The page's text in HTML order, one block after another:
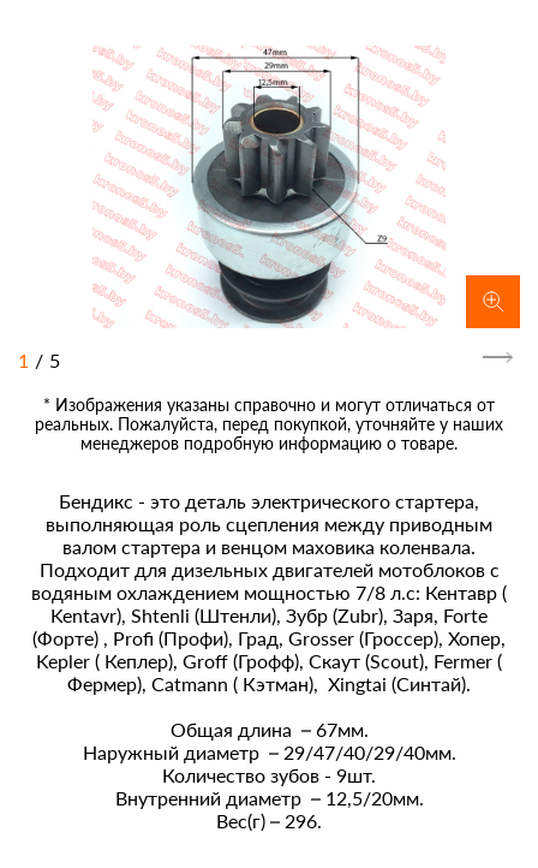
1 / 5
* Изображения указаны справочно и могут отличаться от
реальных. Пожалуйста, перед покупкой, уточняйте у наших
менеджеров подробную информацию о товаре.
Бендикс - это деталь электрического стартера,
выполняющая роль сцепления между приводным
валом стартера и венцом маховика коленвала.
Подходит для дизельных двигателей мотоблоков с
водяным охлаждением мощностью 7/8 л.с: Кентавр (
Kentavr), Shtenli (Штенли), Зубр (Zubr), Заря, Forte
(Форте) , Profi (Профи), Град, Grosser (Гроссер), Хопер,
Kepler ( Кеплер), Groff (Грофф), Скаут (Scout), Fermer (
Фермер), Catmann ( Кэтман), Xingtai (Синтай).
Общая длина – 67мм.
Наружный диаметр – 29/47/40/29/40мм.
Количество зубов - 9шт.
Внутренний диаметр – 12,5/20мм.
Вес(г) – 296.